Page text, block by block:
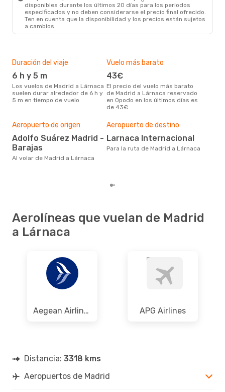
disponibles durante los últimos 20 días para los periodos
especificados y no deben considerarse el precio final ofrecido.
Ten en cuenta que la disponibilidad y los precios están sujetos
a cambios.
Duración del viaje
6 h y 5 m
Los vuelos de Madrid a Lárnaca
suelen durar alrededor de 6 h y
5 m en tiempo de vuelo
Vuelo más barato
43€
El precio del vuelo más barato
de Madrid a Lárnaca reservado
en Opodo en los últimos días es
de 43€
Aeropuerto de origen
Adolfo Suárez Madrid -
Barajas
Al volar de Madrid a Lárnaca
Aeropuerto de destino
Larnaca Internacional
Para la ruta de Madrid a Lárnaca
Aerolíneas que vuelan de Madrid
a Lárnaca
Aegean Airlines APG Airlines
Distancia: 3318 kms
Aeropuertos de Madrid